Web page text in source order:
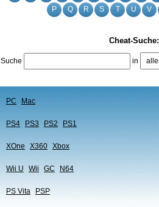
P
Q R S T U V
Cheat-Suche:
Suche in
PC Mac
PS4 PS3 PS2 PS1
XOne X360 Xbox
Wii U Wii GC N64
PS Vita PSP